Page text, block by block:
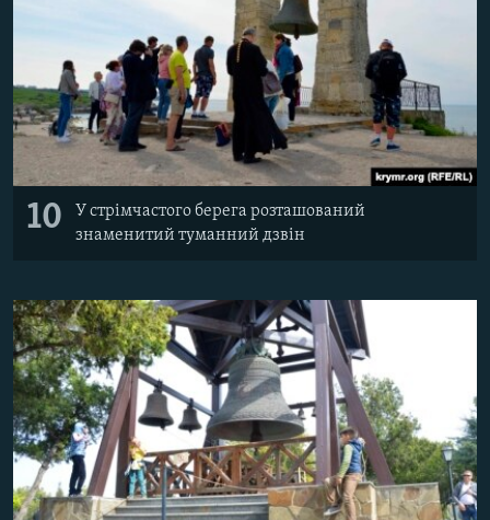
10
У стрімчастого берега розташований
знаменитий туманний дзвін